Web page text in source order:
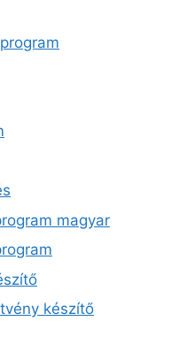
magyar
készítő